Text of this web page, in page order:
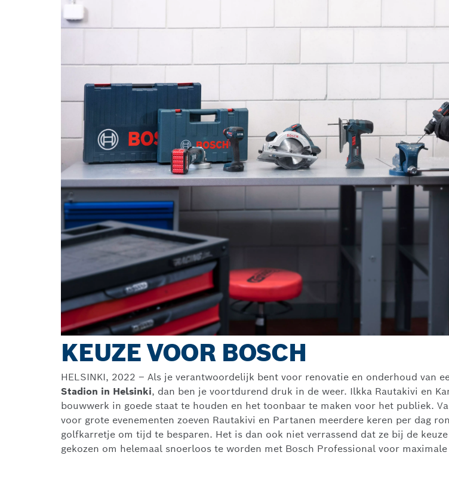
KEUZE VOOR BOSCH
HELSINKI, 2022 – Als je verantwoordelijk bent voor renovatie en onderhoud van
Stadion in Helsinki, dan ben je voortdurend druk in de weer. Ilkka Rautakivi en
bouwwerk in goede staat te houden en het toonbaar te maken voor het publiek.
voor grote evenementen zoeven Rautakivi en Partanen meerdere keren per dag
golfkarretje om tijd te besparen. Het is dan ook niet verrassend dat ze bij de
gekozen om helemaal snoerloos te worden met Bosch Professional voor